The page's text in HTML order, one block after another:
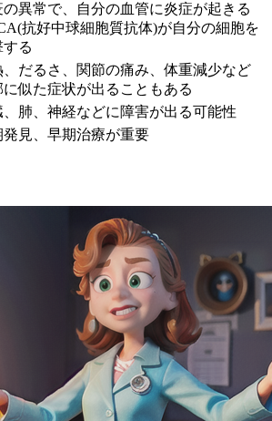
の異常で、自分の血管に炎症が起きる
抗好中球細胞質抗体)が自分の細胞を
る
、だるさ、関節の痛み、体重減少など
に似た症状が出ることもある
、肺、神経などに障害が出る可能性
発見、早期治療が重要